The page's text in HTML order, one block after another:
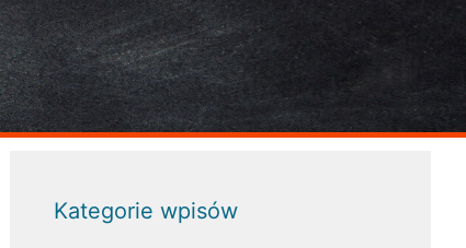
Kategorie wpisów